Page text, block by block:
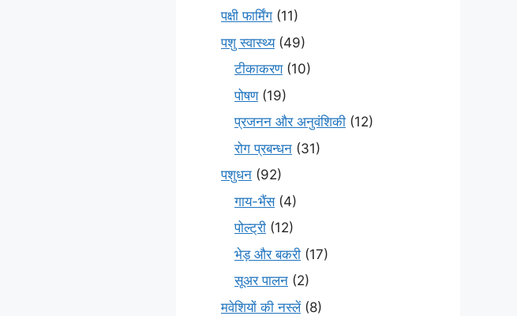
पक्षी फार्मिंग (11)
पशु स्वास्थ्य(49)
टीकाकरण(10)
पोषण(19)
प्रजनन और अनुवंशिकी (12)
रोग प्रबन्धन (31)
पशुधन (92)
गाय-भैंस(4)
पोल्ट्री (12)
भेड़ और बकरी (17)
सूअर पालन (2)
मवेशियों की नस्लें(8)